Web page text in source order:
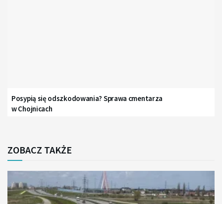
Posypią się odszkodowania? Sprawa cmentarza
w Chojnicach
ZOBACZ TAKŻE